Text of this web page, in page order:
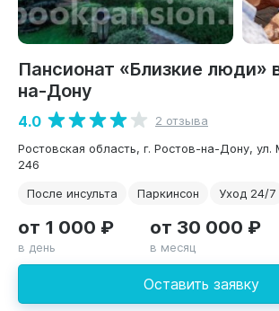
Пансионат «Близкие люди»
на-Дону
4.0
2 отзыва
Ростовская область, г. Ростов-на-Дону, ул.
246
После инсульта
Паркинсон Уход 24/7
Оставить заявку
от 1 000 ₽
в день
от 30 000 ₽
в месяц